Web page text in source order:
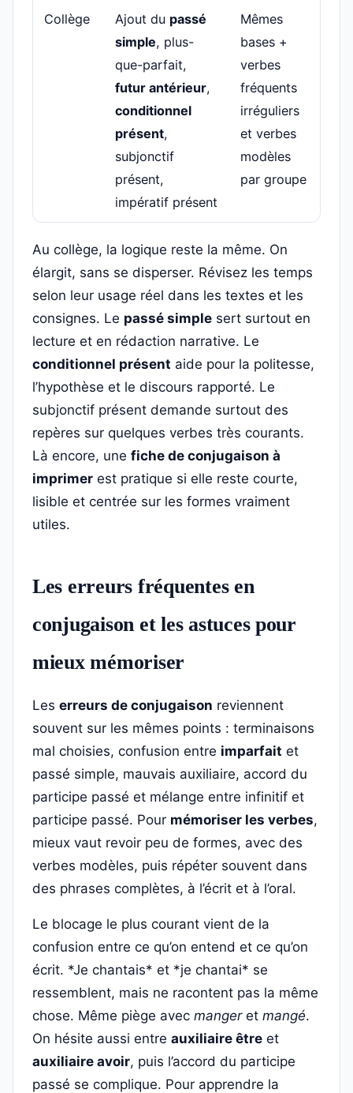
Collège Ajout du passé
simple, plus-
que-parfait,
futur antérieur,
conditionnel
présent,
subjonctif
présent,
impératif présent
Mêmes
bases +
verbes
fréquents
irréguliers
et verbes
modèles
par groupe
Au collège, la logique reste la même. On
élargit, sans se disperser. Révisez les temps
selon leur usage réel dans les textes et les
consignes. Le passé simple sert surtout en
lecture et en rédaction narrative. Le
conditionnel présent aide pour la politesse,
l’hypothèse et le discours rapporté. Le
subjonctif présent demande surtout des
repères sur quelques verbes très courants.
Là encore, une fiche de conjugaison à
imprimer est pratique si elle reste courte,
lisible et centrée sur les formes vraiment
utiles.
Les erreurs fréquentes en
conjugaison et les astuces pour
mieux mémoriser
Les erreurs de conjugaison reviennent
souvent sur les mêmes points : terminaisons
mal choisies, confusion entre imparfait et
passé simple, mauvais auxiliaire, accord du
participe passé et mélange entre infinitif et
participe passé. Pour mémoriser les verbes,
mieux vaut revoir peu de formes, avec des
verbes modèles, puis répéter souvent dans
des phrases complètes, à l’écrit et à l’oral.
Le blocage le plus courant vient de la
confusion entre ce qu’on entend et ce qu’on
écrit. *Je chantais* et *je chantai* se
ressemblent, mais ne racontent pas la même
chose. Même piège avec mangeret mangé.
On hésite aussi entre auxiliaire être et
auxiliaire avoir, puis l’accord du participe
passé se complique. Pour apprendre la